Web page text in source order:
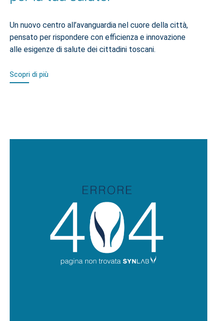
Un nuovo centro all’avanguardia nel cuore della città,
pensato per rispondere con efficienza e innovazione
alle esigenze di salute dei cittadini toscani.
Scopri di più